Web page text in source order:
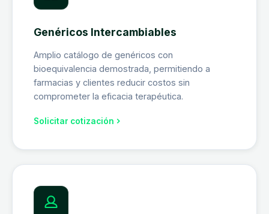
Genéricos Intercambiables
Amplio catálogo de genéricos con
bioequivalencia demostrada, permitiendo a
farmacias y clientes reducir costos sin
comprometer la eficacia terapéutica.
Solicitar cotización